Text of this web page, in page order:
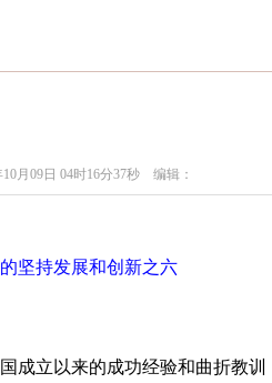
月09日 04时16分37秒 编辑：
坚持发展和创新之六
立以来的成功经验和曲折教训